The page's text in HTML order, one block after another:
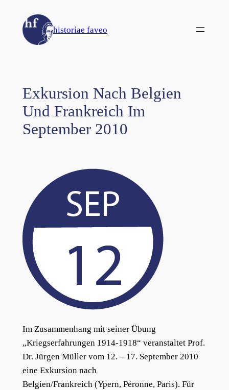
Inhalt
springen
historiae faveo
Exkursion Nach Belgien
Und Frankreich Im
September 2010
Im Zusammenhang mit seiner Übung
„Kriegserfahrungen 1914-1918“ veranstaltet Prof.
Dr. Jürgen Müller vom 12. – 17. September 2010
eine Exkursion nach
Belgien/Frankreich (Ypern, Péronne, Paris). Für